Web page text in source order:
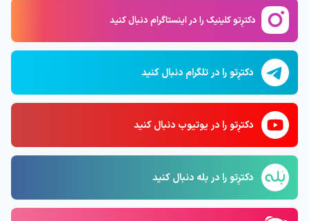
دکترِتو کلینیک را در اینستاگرام دنبال کنید
دکترِتو را در تلگرام دنبال کنید
دکترِتو را در یوتیوب دنبال کنید
دکترِتو را در بله دنبال کنید